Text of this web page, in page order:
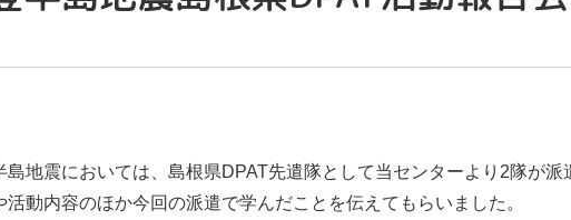
島地震においては、島根県DPAT先遣隊として当センターより2隊が
活動内容のほか今回の派遣で学んだことを伝えてもらいました。